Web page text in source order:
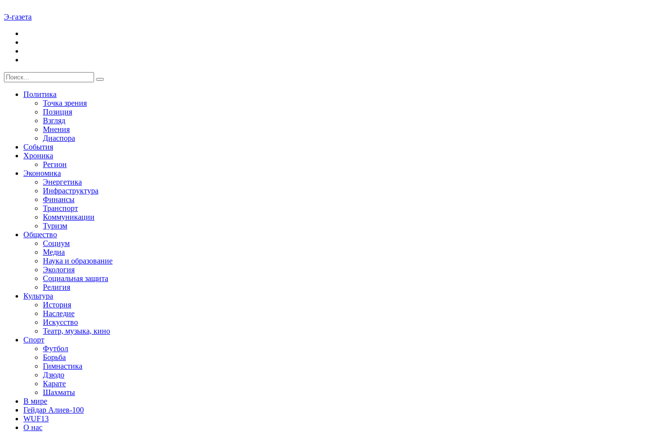
Э-газета
Политика
Точка зрения
Позиция
Взгляд
Мнения
Диаспора
События
Хроника
Регион
Экономика
Энергетика
Инфраструктура
Финансы
Транспорт
Коммуникации
Туризм
Общество
Социум
Медиа
Наука и образование
Экология
Социальная защита
Религия
Культура
История
Наследие
Искусство
Театр, музыка, кино
Спорт
Футбол
Борьба
Гимнастика
Дзюдо
Карате
Шахматы
В мире
Гейдар Алиев-100
WUF13
О нас